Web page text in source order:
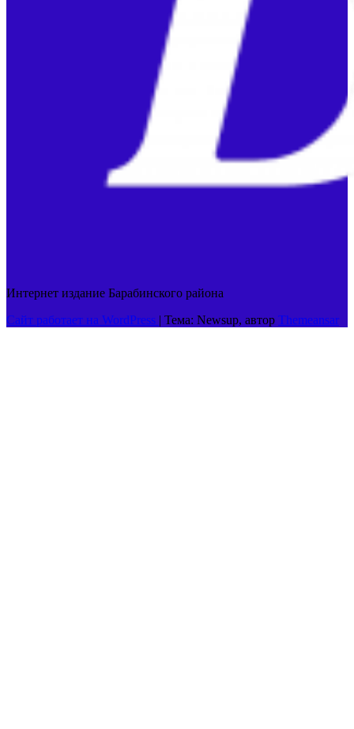
Интернет издание Барабинского района
Сайт работает на WordPress | Тема: Newsup, автор Themeansar